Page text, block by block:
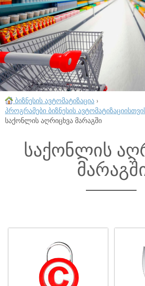
ბიზნესის ავტომატიზაცია ›
პროგრამები ბიზნესის
საქონლის აღრიცხვა მარაგში
საქონლის